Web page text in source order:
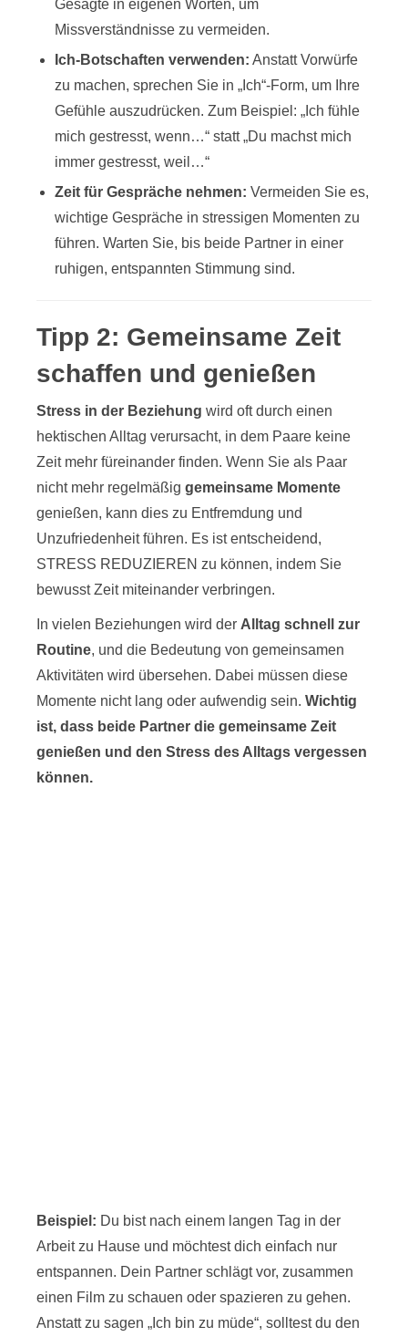
Gesagte in eigenen Worten, um
Missverständnisse zu vermeiden.
Ich-Botschaften verwenden: Anstatt Vorwürfe
zu machen, sprechen Sie in „Ich“-Form, um Ihre
Gefühle auszudrücken. Zum Beispiel: „Ich fühle
mich gestresst, wenn…“ statt „Du machst mich
immer gestresst, weil…“
Zeit für Gespräche nehmen: Vermeiden Sie es,
wichtige Gespräche in stressigen Momenten zu
führen. Warten Sie, bis beide Partner in einer
ruhigen, entspannten Stimmung sind.
Tipp 2: Gemeinsame Zeit
schaffen und genießen
Stress in der Beziehung wird oft durch einen
hektischen Alltag verursacht, in dem Paare keine
Zeit mehr füreinander finden. Wenn Sie als Paar
nicht mehr regelmäßig gemeinsame Momente
genießen, kann dies zu Entfremdung und
Unzufriedenheit führen. Es ist entscheidend,
STRESS REDUZIEREN zu können, indem Sie
bewusst Zeit miteinander verbringen.
In vielen Beziehungen wird der Alltag schnell zur
Routine, und die Bedeutung von gemeinsamen
Aktivitäten wird übersehen. Dabei müssen diese
Momente nicht lang oder aufwendig sein. Wichtig
ist, dass beide Partner die gemeinsame Zeit
genießen und den Stress des Alltags vergessen
können.
Beispiel: Du bist nach einem langen Tag in der
Arbeit zu Hause und möchtest dich einfach nur
entspannen. Dein Partner schlägt vor, zusammen
einen Film zu schauen oder spazieren zu gehen.
Anstatt zu sagen „Ich bin zu müde“, solltest du den